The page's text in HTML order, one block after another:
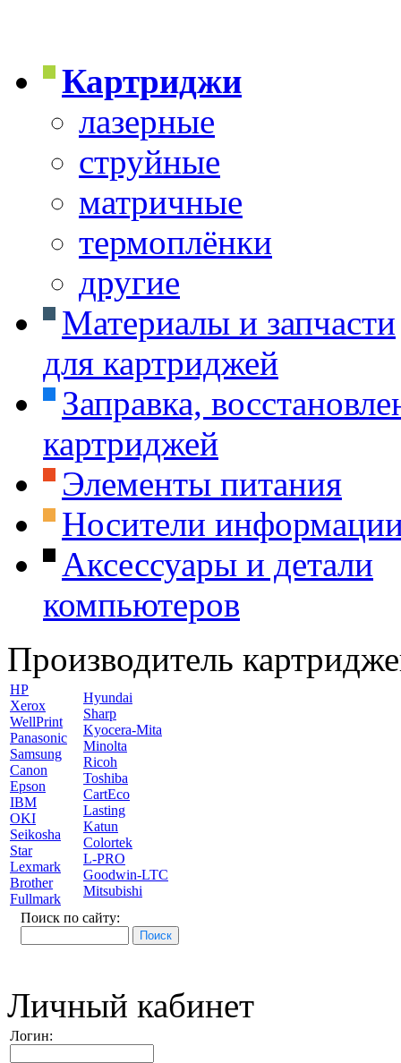
Картриджи
лазерные
струйные
матричные
термоплёнки
другие
Материалы и запчасти
для картриджей
Заправка,
картриджей
Элементы питания
Носители
Аксессуары и детали
компьютеров
Производитель
HP
Xerox
WellPrint
Panasonic
Samsung
Canon
Epson
IBM
OKI
Seikosha
Star
Lexmark
Brother
Fullmark
Hyundai
Sharp
Kyocera-Mita
Minolta
Ricoh
Toshiba
CartEco
Lasting
Katun
Colortek
L-PRO
Goodwin-LTC
Mitsubishi
Поиск по сайту:
Личный кабинет
Логин: